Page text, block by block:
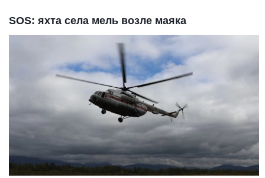
SOS: яхта села мель возле маяка